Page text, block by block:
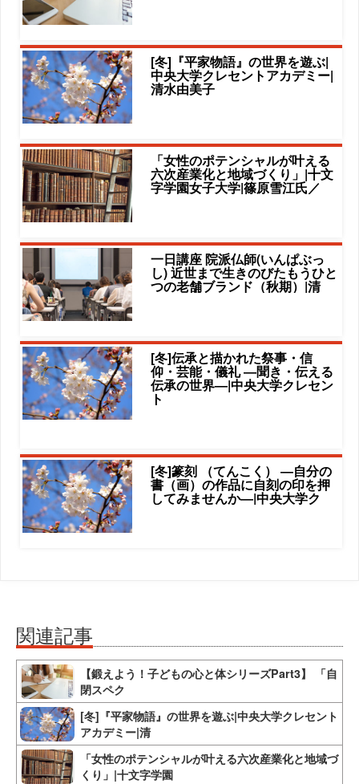
[冬]『平家物語』の世界を遊ぶ|
中央大学クレセントアカデミー|
清水由美子
「女性のポテンシャルが叶える
六次産業化と地域づくり」|十文
字学園女子大学|篠原雪江氏／
一日講座 院派仏師(いんぱぶっ
し) 近世まで生きのびたもうひと
つの老舗ブランド（秋期）|清
[冬]伝承と描かれた祭事・信
仰・芸能・儀礼 ―聞き・伝える
伝承の世界―|中央大学クレセン
ト
[冬]篆刻 （てんこく） ―自分の
書（画）の作品に自刻の印を押
してみませんか―|中央大学ク
関連記事
【鍛えよう！子どもの心と体シリーズPart3】 「自
閉スペク
[冬]『平家物語』の世界を遊ぶ|中央大学クレセント
アカデミー|清
「女性のポテンシャルが叶える六次産業化と地域づ
くり」|十文字学園